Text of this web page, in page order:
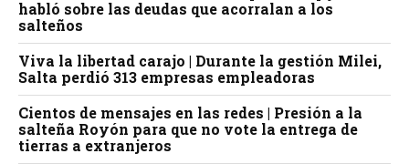
habló sobre las deudas que acorralan a los
salteños
Viva la libertad carajo | Durante la gestión Milei,
Salta perdió 313 empresas empleadoras
Cientos de mensajes en las redes | Presión a la
salteña Royón para que no vote la entrega de
tierras a extranjeros